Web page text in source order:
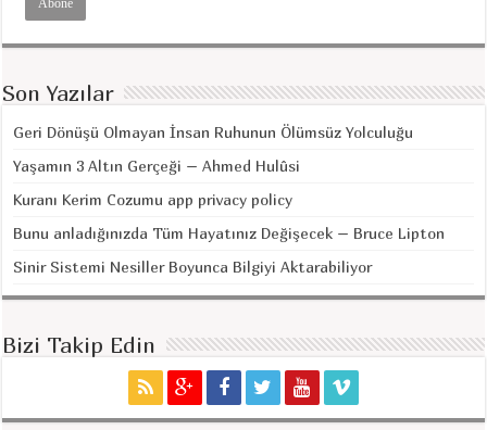
Son Yazılar
Geri Dönüşü Olmayan İnsan Ruhunun Ölümsüz Yolculuğu
Yaşamın 3 Altın Gerçeği – Ahmed Hulûsi
Kuranı Kerim Cozumu app privacy policy
Bunu anladığınızda Tüm Hayatınız Değişecek – Bruce Lipton
Sinir Sistemi Nesiller Boyunca Bilgiyi Aktarabiliyor
Bizi Takip Edin